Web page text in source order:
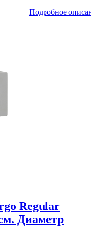
Подробное
Regular
Диаметр